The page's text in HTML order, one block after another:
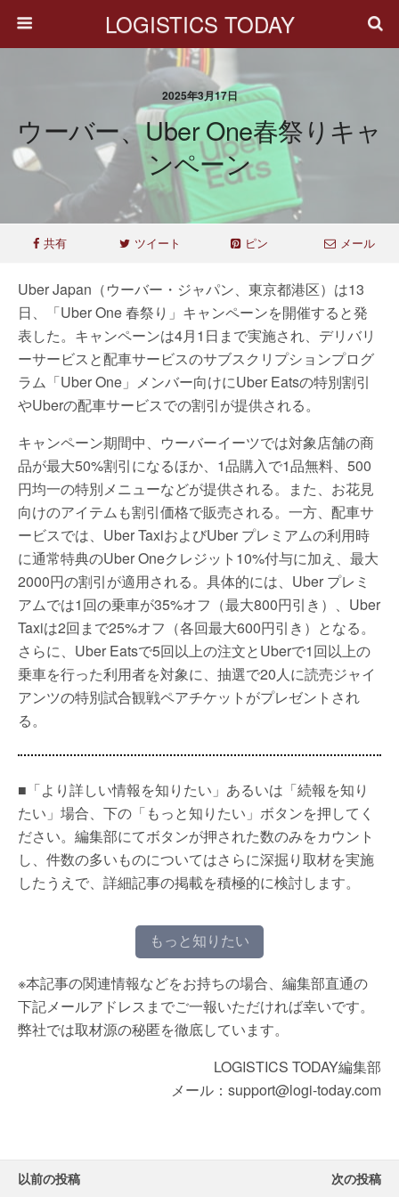
LOGISTICS TODAY
2025年3月17日
ウーバー、Uber One春祭りキャ
ンペーン
共有 ツイート ピン メール
Uber Japan（ウーバー・ジャパン、東京都港区）は13
日、「Uber One 春祭り」キャンペーンを開催すると発
表した。キャンペーンは4月1日まで実施され、デリバリ
ーサービスと配車サービスのサブスクリプションプログ
ラム「Uber One」メンバー向けにUber Eatsの特別割引
やUberの配車サービスでの割引が提供される。
キャンペーン期間中、ウーバーイーツでは対象店舗の商
品が最大50%割引になるほか、1品購入で1品無料、500
円均一の特別メニューなどが提供される。また、お花見
向けのアイテムも割引価格で販売される。一方、配車サ
ービスでは、Uber TaxiおよびUber プレミアムの利用時
に通常特典のUber Oneクレジット10%付与に加え、最大
2000円の割引が適用される。具体的には、Uber プレミ
アムでは1回の乗車が35%オフ（最大800円引き）、Uber
Taxiは2回まで25%オフ（各回最大600円引き）となる。
さらに、Uber Eatsで5回以上の注文とUberで1回以上の
乗車を行った利用者を対象に、抽選で20人に読売ジャイ
アンツの特別試合観戦ペアチケットがプレゼントされ
る。
■「より詳しい情報を知りたい」あるいは「続報を知り
たい」場合、下の「もっと知りたい」ボタンを押してく
ださい。編集部にてボタンが押された数のみをカウント
し、件数の多いものについてはさらに深掘り取材を実施
したうえで、詳細記事の掲載を積極的に検討します。
もっと知りたい
※本記事の関連情報などをお持ちの場合、編集部直通の
下記メールアドレスまでご一報いただければ幸いです。
弊社では取材源の秘匿を徹底しています。
LOGISTICS TODAY編集部
メール：support@logi-today.com
以前の投稿 次の投稿